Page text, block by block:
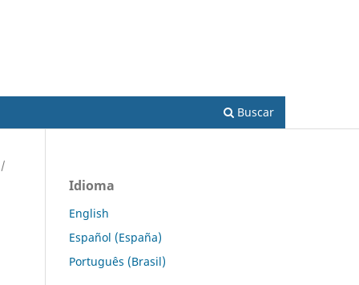
Buscar
/
Idioma
English
Español (España)
Português (Brasil)